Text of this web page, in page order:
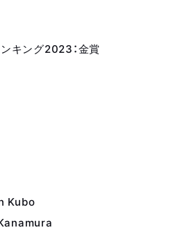
キング2023：金賞
Kubo